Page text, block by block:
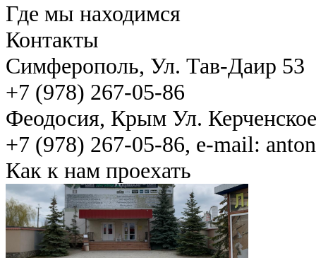
Где мы находимся
Контакты
Симферополь, Ул. Тав-Даир 53
+7 (978) 267-05-86
Феодосия, Крым Ул.
+7 (978) 267-05-86, e-mail:
Как к нам проехать